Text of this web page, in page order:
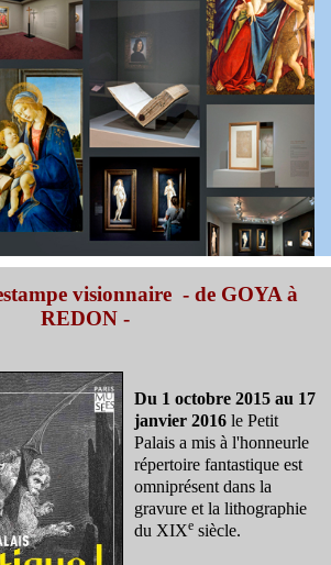
visionnaire - de GOYA à
REDON -
Du 1 octobre 2015 au 17
janvier 2016 le Petit
Palais a mis à l'honneurle
répertoire fantastique est
omniprésent dans la
gravure et la lithographie
du XIXe siècle.